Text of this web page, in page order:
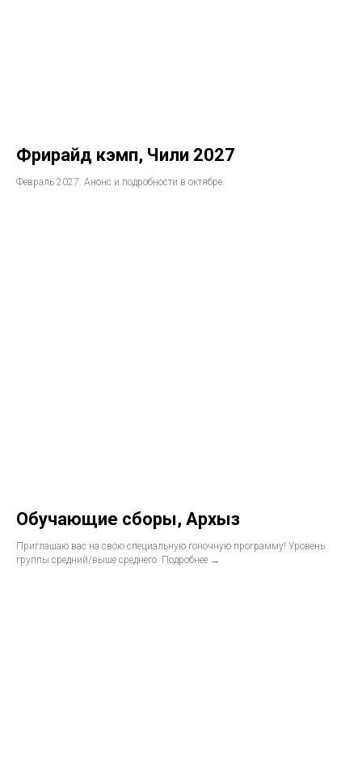
Фрирайд кэмп, Чили 2027
Февраль 2027. Анонс и подробности в октябре.
Обучающие сборы, Архыз
Приглашаю вас на свою специальную гоночную программу! Уровень
группы средний/выше среднего. Подробнее →